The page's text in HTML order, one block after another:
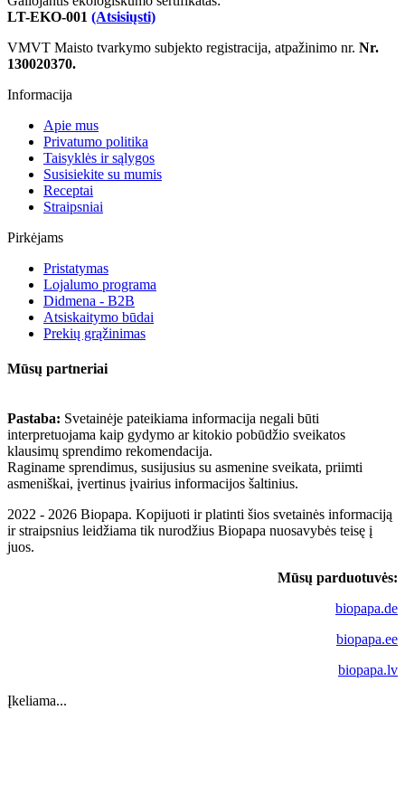
LT-EKO-001 (Atsisiųsti)
VMVT Maisto tvarkymo subjekto registracija, atpažinimo nr. Nr.
130020370.
Informacija
Apie mus
Privatumo politika
Taisyklės ir sąlygos
Susisiekite su mumis
Receptai
Straipsniai
Pirkėjams
Pristatymas
Lojalumo programa
Didmena - B2B
Atsiskaitymo būdai
Prekių grąžinimas
Mūsų partneriai
Pastaba: Svetainėje pateikiama informacija negali būti
interpretuojama kaip gydymo ar kitokio pobūdžio sveikatos
klausimų sprendimo rekomendacija.
Raginame sprendimus, susijusius su asmenine sveikata, priimti
asmeniškai, įvertinus įvairius informacijos šaltinius.
2022 - 2026 Biopapa. Kopijuoti ir platinti šios svetainės informaciją
ir straipsnius leidžiama tik nurodžius Biopapa nuosavybės teisę į
juos.
Mūsų parduotuvės:
biopapa.de
biopapa.ee
biopapa.lv
Įkeliama...